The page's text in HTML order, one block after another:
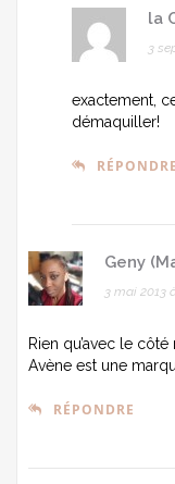
la
3
exactement,
démaquiller!
RÉPONDRE
Geny
3 mai 2013
Rien qu’avec le côté
Avène est une
RÉPONDRE